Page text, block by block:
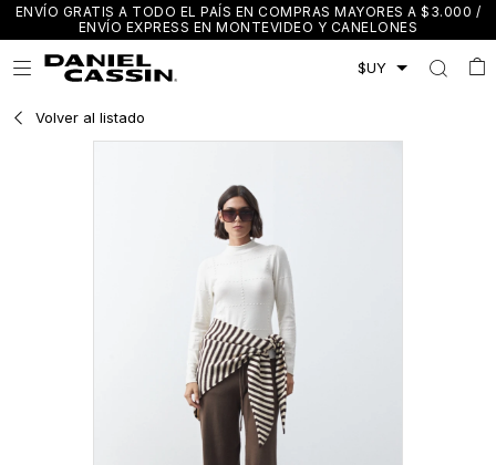
ENVÍO GRATIS A TODO EL PAÍS EN COMPRAS MAYORES A $3.000 /
ENVÍO EXPRESS EN MONTEVIDEO Y CANELONES

Volver al listado